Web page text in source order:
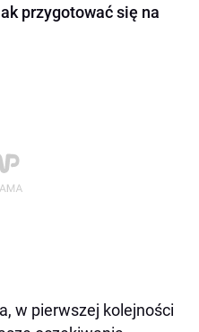
przygotować się na
w pierwszej kolejności